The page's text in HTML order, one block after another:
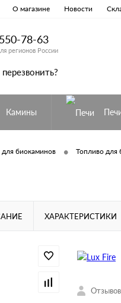
О магазине Новости
78-63
регионов России
Камины
биокаминов • Топливо для
ХАРАКТЕРИСТИКИ